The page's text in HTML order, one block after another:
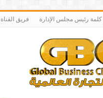
كلمة رئيس مجلس الإدارة فريق القناة